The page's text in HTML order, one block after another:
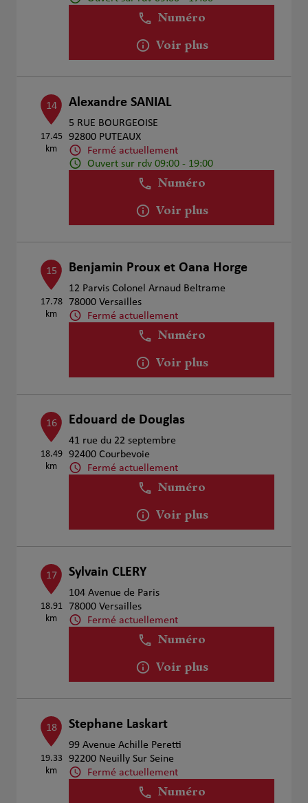
Numéro
Voir plus
14
17.45
km
Alexandre SANIAL
5 RUE BOURGEOISE
92800 PUTEAUX
Fermé actuellement
Ouvert sur rdv 09:00 - 19:00
Numéro
Voir plus
15
17.78
km
Benjamin Proux et Oana Horge
12 Parvis Colonel Arnaud Beltrame
78000 Versailles
Fermé actuellement
Numéro
Voir plus
16
18.49
km
Edouard de Douglas
41 rue du 22 septembre
92400 Courbevoie
Fermé actuellement
Numéro
Voir plus
17
18.91
km
Sylvain CLERY
104 Avenue de Paris
78000 Versailles
Fermé actuellement
Numéro
Voir plus
18
19.33
km
Stephane Laskart
99 Avenue Achille Peretti
92200 Neuilly Sur Seine
Fermé actuellement
Numéro